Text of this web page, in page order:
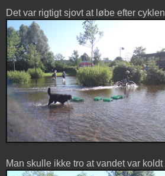
Det var rigtigt sjovt at løbe efter cyklen
Man skulle ikke tro at vandet var koldt